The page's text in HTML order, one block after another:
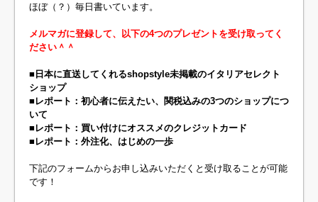
ほぼ（？）毎日書いています。
メルマガに登録して、以下の4つのプレゼントを受け取ってく
ださい＾＾
■日本に直送してくれるshopstyle未掲載のイタリアセレクト
ショップ
■レポート：初心者に伝えたい、関税込みの3つのショップにつ
いて
■レポート：買い付けにオススメのクレジットカード
■レポート：外注化、はじめの一歩
下記のフォームからお申し込みいただくと受け取ることが可能
です！